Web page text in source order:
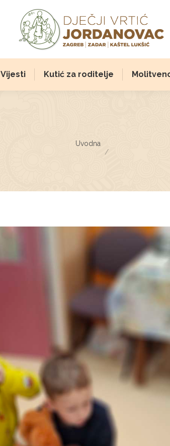
Vijesti Kutić za roditelje
Uvodna